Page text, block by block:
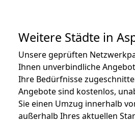
Weitere Städte in
Unsere geprüften
Ihnen unverbindliche
Ihre Bedürfnisse
Angebote sind kostenlos,
Sie einen Umzug innerhalb
außerhalb Ihres aktuellen